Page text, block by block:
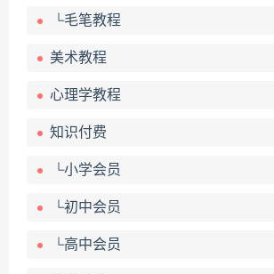
└毛笔教程
美术教程
心理学教程
知识付费
└小学会员
└初中会员
└高中会员